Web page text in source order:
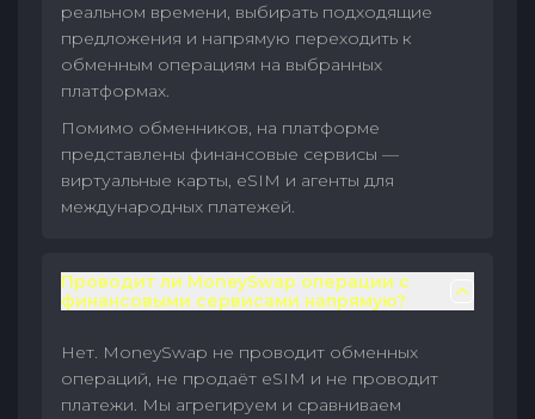
реальном времени, выбирать подходящие
предложения и напрямую переходить к
обменным операциям на выбранных
платформах.
Помимо обменников, на платформе
представлены финансовые сервисы —
виртуальные карты, eSIM и агенты для
международных платежей.
Проводит ли MoneySwap операции с
финансовыми сервисами напрямую?
Нет. MoneySwap не проводит обменных
операций, не продаёт eSIM и не проводит
платежи. Мы агрегируем и сравниваем